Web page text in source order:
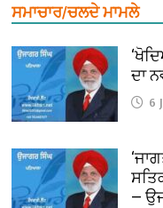
ਸਮਾਚਾਰ/ਚਲਦੇ ਮਾਮਲੇ
ਦਾ
6
—